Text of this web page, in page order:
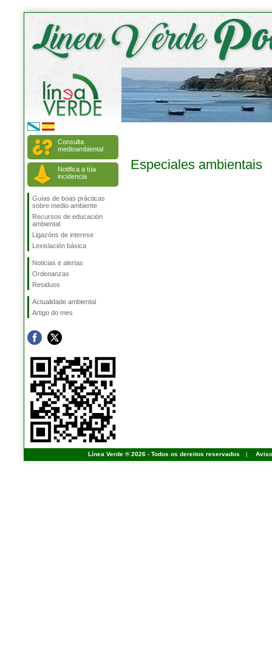
Consulta
medioambiental
Notifica a túa
incidencia
Guías de boas prácticas
sobre medio ambiente
Recursos de educación
ambiental
Ligazóns de interese
Lexislación básica
Noticias e alertas
Ordenanzas
Residuos
Actualidade ambiental
Artigo do mes
Especiales ambientais
Línea Verde ® 2026 - Todos os dereitos reservados |